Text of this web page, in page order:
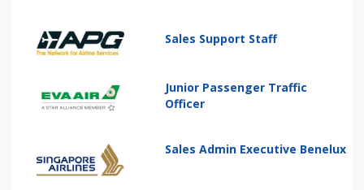
Sales Support Staff
Junior Passenger Traffic
Officer
Sales Admin Executive Benelux